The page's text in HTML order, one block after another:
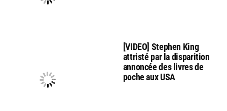
[VIDEO] Stephen King
attristé par la disparition
annoncée des livres de
poche aux USA